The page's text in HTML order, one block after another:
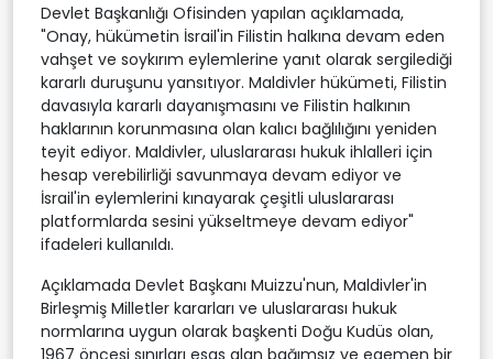
Devlet Başkanlığı Ofisinden yapılan açıklamada,
"Onay, hükümetin İsrail'in Filistin halkına devam eden
vahşet ve soykırım eylemlerine yanıt olarak sergilediği
kararlı duruşunu yansıtıyor. Maldivler hükümeti, Filistin
davasıyla kararlı dayanışmasını ve Filistin halkının
haklarının korunmasına olan kalıcı bağlılığını yeniden
teyit ediyor. Maldivler, uluslararası hukuk ihlalleri için
hesap verebilirliği savunmaya devam ediyor ve
İsrail'in eylemlerini kınayarak çeşitli uluslararası
platformlarda sesini yükseltmeye devam ediyor"
ifadeleri kullanıldı.
Açıklamada Devlet Başkanı Muizzu'nun, Maldivler'in
Birleşmiş Milletler kararları ve uluslararası hukuk
normlarına uygun olarak başkenti Doğu Kudüs olan,
1967 öncesi sınırları esas alan bağımsız ve egemen bir